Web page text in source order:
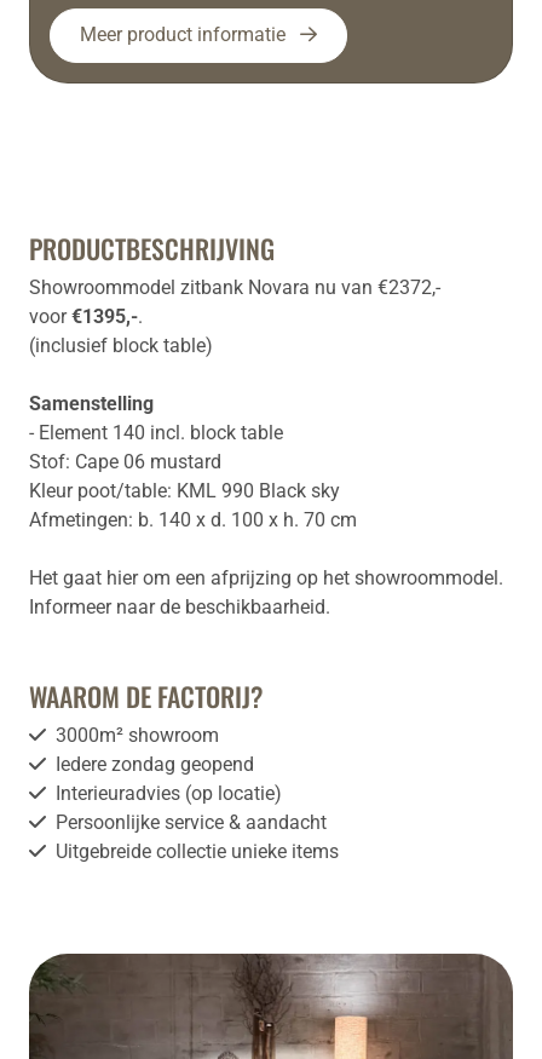
Meer product informatie
PRODUCTBESCHRIJVING
Showroommodel zitbank Novara nu van €2372,-
voor€1395,-.
(inclusief block table)
Samenstelling
- Element 140 incl. block table
Stof: Cape 06 mustard
Kleur poot/table: KML 990 Black sky
Afmetingen: b. 140 x d. 100 x h. 70 cm
Het gaat hier om een afprijzing op het showroommodel.
Informeer naar de beschikbaarheid.
WAAROM DE FACTORIJ?
3000m² showroom
Iedere zondag geopend
Interieuradvies (op locatie)
Persoonlijke service & aandacht
Uitgebreide collectie unieke items